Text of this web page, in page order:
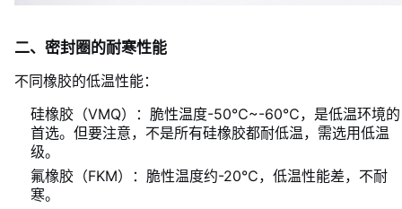
二、密封圈的耐寒性能
不同橡胶的低温性能：
硅橡胶（VMQ）：脆性温度-50℃~-60℃，是低温环境的
首选。但要注意，不是所有硅橡胶都耐低温，需选用低温
级。
氟橡胶（FKM）：脆性温度约-20℃，低温性能差，不耐
寒。